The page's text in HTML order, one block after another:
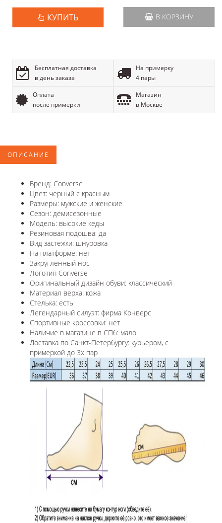
КУПИТЬ В КОРЗИНУ
Бесплатная доставка
в день заказа
На примерку
4 пары
Оплата
после примерки
Магазин
в Москве
ОПИСАНИЕ
Бренд: Converse
Цвет: черный с красным
Размеры: мужские и женские
Сезон: демисезонные
Модель: высокие кеды
Резиновая подошва: да
Вид застежки: шнуровка
На платформе: нет
Закругленный нос
Логотип Converse
Оригинальный дизайн обуви: классический
Материал верха: кожа
Стелька: есть
Легендарный силуэт: фирма Конверс
Спортивные кроссовки: нет
Наличие в магазине в СПб: мало
Доставка по Санкт-Петербургу: курьером, с
примеркой до 3х пар